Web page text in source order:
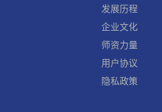
发展历程
企业文化
师资力量
用户协议
隐私政策